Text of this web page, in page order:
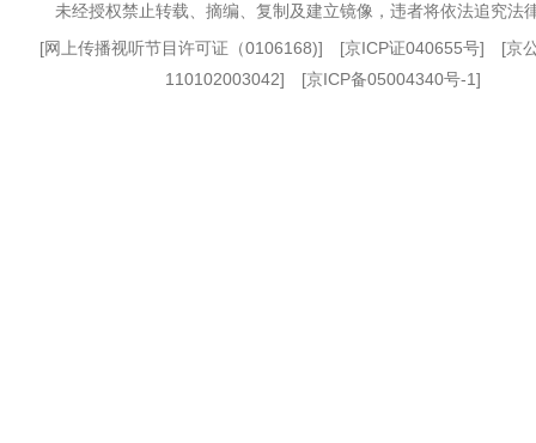
未经授权禁止转载、摘编、复制及建立镜像，违者将依法追究法
[网上传播视听节目许可证（0106168)] [京ICP证040655号] [京
110102003042] [京ICP备05004340号-1]